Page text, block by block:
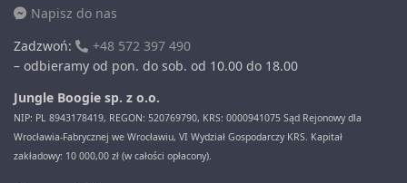
Napisz do nas
Zadzwoń:
+48 572 397 490
– odbieramy od pon. do sob. od 10.00 do 18.00
Jungle Boogie sp. z o.o.
NIP: PL 8943178419, REGON: 520769790, KRS: 0000941075 Sąd Rejonowy dla
Wrocławia-Fabrycznej we Wrocławiu, VI Wydział Gospodarczy KRS. Kapitał
zakładowy: 10 000,00 zł (w całości opłacony).